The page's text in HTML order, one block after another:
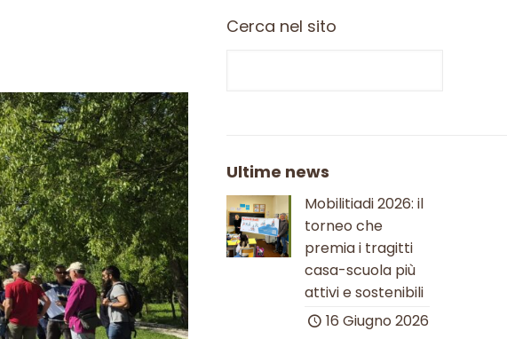
Cerca nel sito
Ultime news
Mobilitiadi 2026: il
torneo che
premia i tragitti
casa-scuola più
attivi e sostenibili
16 Giugno 2026